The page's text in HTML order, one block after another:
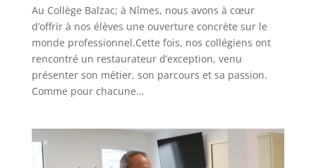
Au Collège Balzac; à Nîmes, nous avons à cœur
d’offrir à nos élèves une ouverture concrète sur le
monde professionnel.Cette fois, nos collégiens ont
rencontré un restaurateur d’exception, venu
présenter son métier, son parcours et sa passion.
Comme pour chacune...